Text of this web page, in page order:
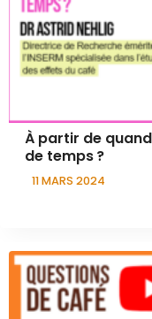
À partir de
de temps ?
11 MARS 2024